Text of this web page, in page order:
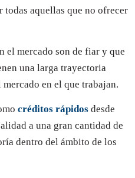
todas aquellas que no ofrecer
el mercado son de fiar y que
una larga trayectoria
en el que trabajan.
créditos rápidos desde
a una gran cantidad de
dentro del ámbito de los